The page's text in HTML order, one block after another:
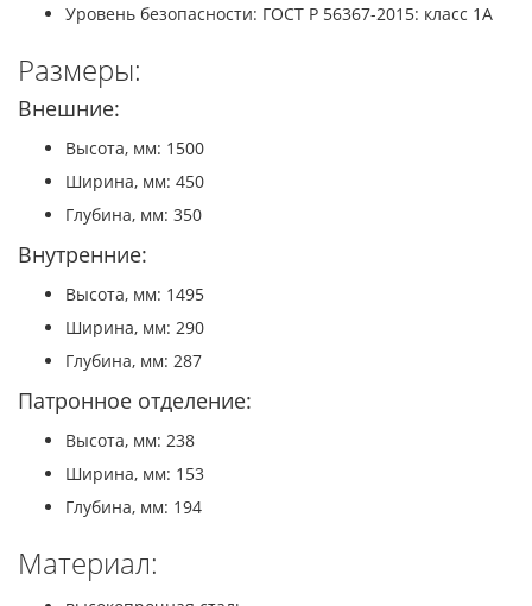
Уровень безопасности: ГОСТ Р 56367-2015: класс 1A
Размеры:
Внешние:
Высота, мм: 1500
Ширина, мм: 450
Глубина, мм: 350
Внутренние:
Высота, мм: 1495
Ширина, мм: 290
Глубина, мм: 287
Патронное отделение:
Высота, мм: 238
Ширина, мм: 153
Глубина, мм: 194
Материал: